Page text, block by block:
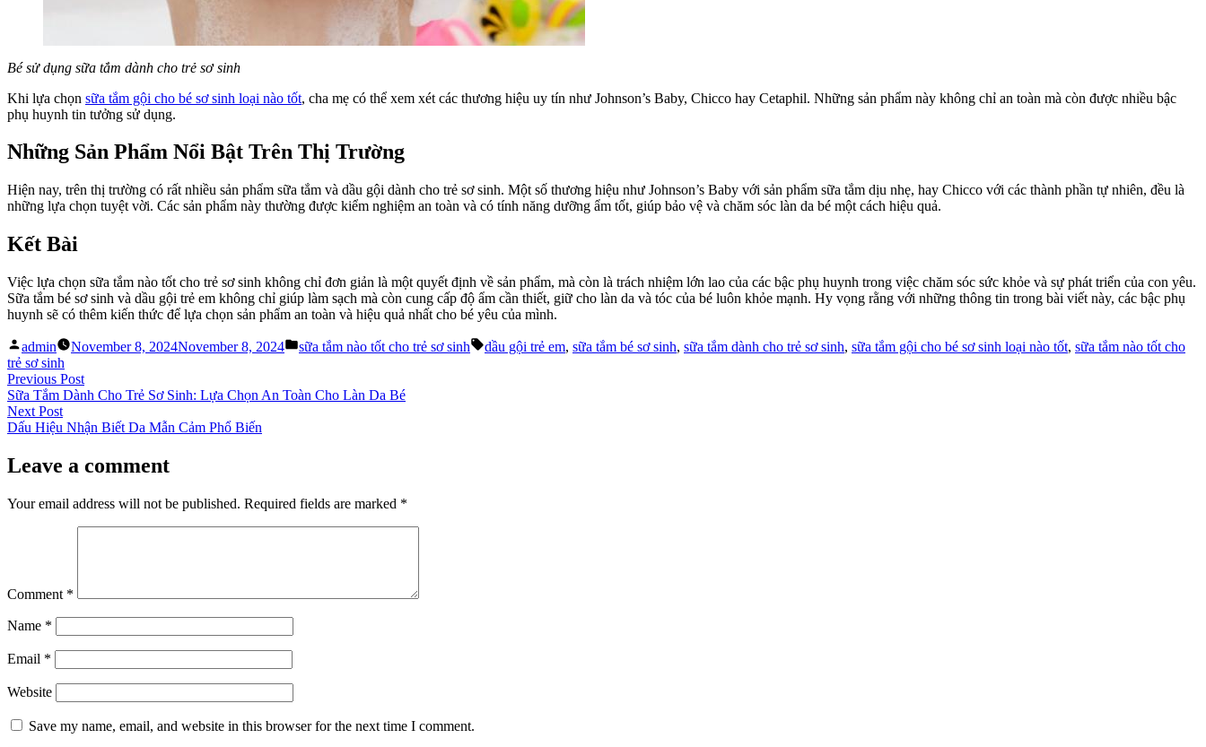
Bé sử dụng sữa tắm dành cho trẻ sơ sinh
Khi lựa chọn sữa tắm gội cho bé sơ sinh loại nào tốt, cha mẹ có thể xem xét các thương hiệu uy tín như Johnson’s Baby, Chicco hay Cetaphil. Những sản phẩm này không chỉ an toàn mà còn được nhiều bậc
phụ huynh tin tưởng sử dụng.
Những Sản Phẩm Nổi Bật Trên Thị Trường
Hiện nay, trên thị trường có rất nhiều sản phẩm sữa tắm và dầu gội dành cho trẻ sơ sinh. Một số thương hiệu như Johnson’s Baby với sản phẩm sữa tắm dịu nhẹ, hay Chicco với các thành phần tự nhiên, đều là
những lựa chọn tuyệt vời. Các sản phẩm này thường được kiểm nghiệm an toàn và có tính năng dưỡng ẩm tốt, giúp bảo vệ và chăm sóc làn da bé một cách hiệu quả.
Kết Bài
Việc lựa chọn sữa tắm nào tốt cho trẻ sơ sinh không chỉ đơn giản là một quyết định về sản phẩm, mà còn là trách nhiệm lớn lao của các bậc phụ huynh trong việc chăm sóc sức khỏe và sự phát triển của con yêu.
Sữa tắm bé sơ sinh và dầu gội trẻ em không chỉ giúp làm sạch mà còn cung cấp độ ẩm cần thiết, giữ cho làn da và tóc của bé luôn khỏe mạnh. Hy vọng rằng với những thông tin trong bài viết này, các bậc phụ
huynh sẽ có thêm kiến thức để lựa chọn sản phẩm an toàn và hiệu quả nhất cho bé yêu của mình.
Posted
by
admin November 8, 2024November 8, 2024
Posted
sữa tắm nào tốt cho trẻ sơ sinh Tags:
dầu gội trẻ em, sữa tắm bé sơ sinh, sữa tắm dành cho trẻ sơ sinh, sữa tắm gội cho bé sơ sinh loại nào tốt, sữa tắm nào tốt cho
trẻ sơ sinh
Post
navigation
Previous PostPrevious
post:
Sữa Tắm Dành Cho Trẻ Sơ Sinh: Lựa Chọn An Toàn Cho Làn Da Bé
Next PostNext
post:
Dấu Hiệu Nhận Biết Da Mẫn Cảm Phổ Biến
Leave a comment
Your email address will not be published. Required fields are marked *
Comment *
Name *
Email *
Website
Save my name, email, and website in this browser for the next time I comment.